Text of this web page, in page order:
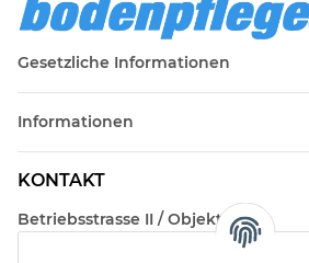
Gesetzliche Informationen
Informationen
KONTAKT
Betriebsstrasse II / Objekt 17